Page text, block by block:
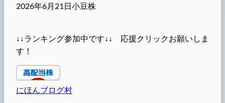
2026年6月21日小豆株
↓↓ランキング参加中です↓↓ 応援クリックお願いしま
す！
にほんブログ村